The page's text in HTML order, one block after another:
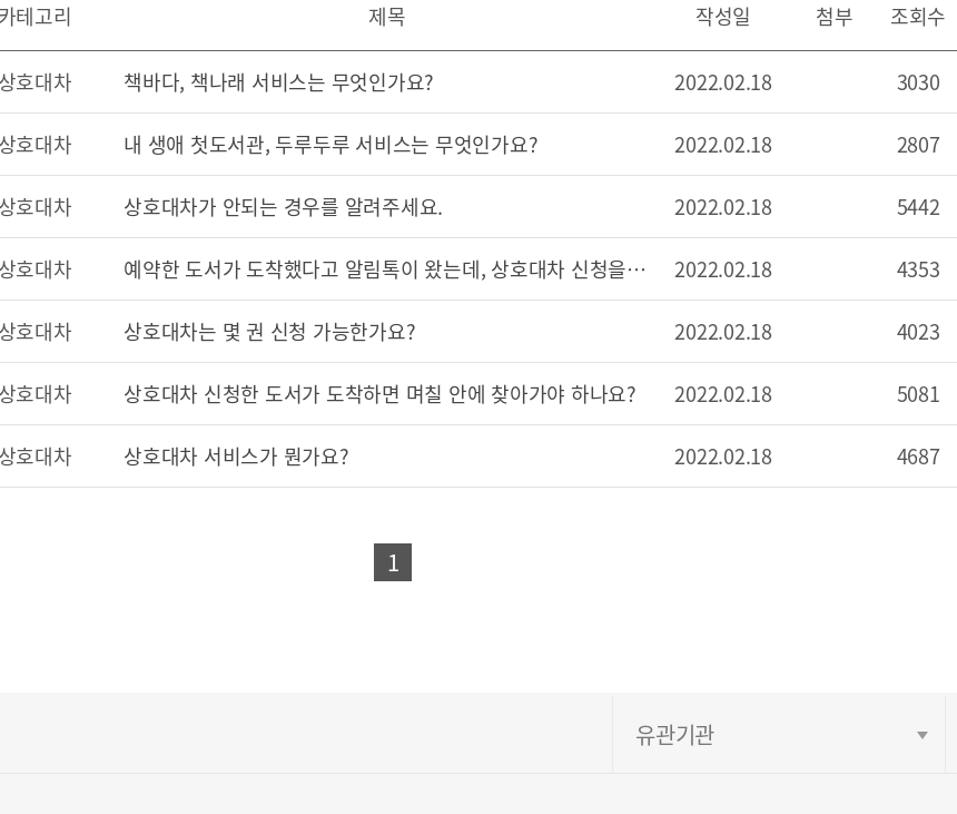
카테고리 제목 작성일 첨부 조회수
상호대차 책바다, 책나래 서비스는 무엇인가요? 2022.02.18 3030
상호대차 내 생애 첫도서관, 두루두루 서비스는 무엇인가요? 2022.02.18 2807
상호대차 상호대차가 안되는 경우를 알려주세요. 2022.02.18 5442
상호대차 예약한 도서가 도착했다고 알림톡이 왔는데, 상호대차 신청을 할 수 있나요? 2022.02.18 4353
상호대차 상호대차는 몇 권 신청 가능한가요? 2022.02.18 4023
상호대차 상호대차 신청한 도서가 도착하면 며칠 안에 찾아가야 하나요? 2022.02.18 5081
상호대차 상호대차 서비스가 뭔가요? 2022.02.18 4687
1
유관기관